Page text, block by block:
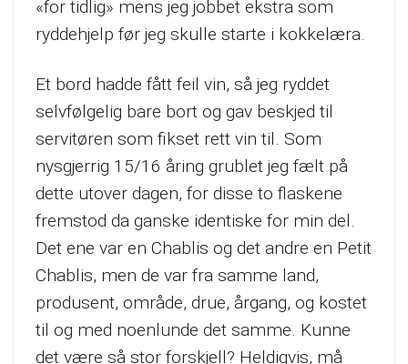
«for tidlig» mens jeg jobbet ekstra som
ryddehjelp før jeg skulle starte i kokkelæra.
Et bord hadde fått feil vin, så jeg ryddet
selvfølgelig bare bort og gav beskjed til
servitøren som fikset rett vin til. Som
nysgjerrig 15/16 åring grublet jeg fælt på
dette utover dagen, for disse to flaskene
fremstod da ganske identiske for min del.
Det ene var en Chablis og det andre en Petit
Chablis, men de var fra samme land,
produsent, område, drue, årgang, og kostet
til og med noenlunde det samme. Kunne
det være så stor forskjell? Heldigvis, må